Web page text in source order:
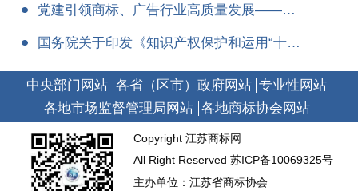
党建引领商标、广告行业高质量发展——省广告协会功能型党总支、省商标协会党支部举行主题党日活动
国务院关于印发《知识产权保护和运用“十五五”规划》的通知
中央部门网站 各省（区市）政府网站 专业性网站
各地市场监督管理局网站 各地商标协会网站
Copyright 江苏商标网
All Right Reserved苏ICP备10069325号
主办单位：江苏省商标协会